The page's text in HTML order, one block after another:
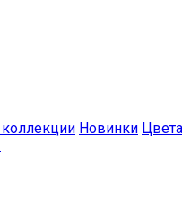
Новинки Цвета